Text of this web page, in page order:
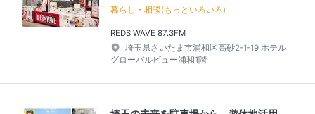
暮らし・相談(もっといろいろ)
REDS WAVE 87.3FM
埼玉県さいたま市浦和区高砂2-1-19 ホテル
グローバルビュー浦和1階